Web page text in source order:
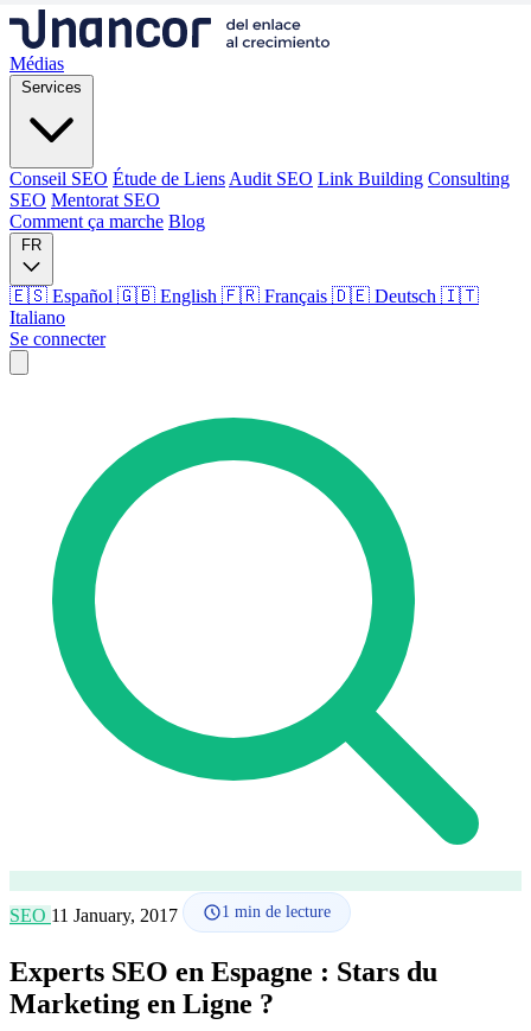
Médias
Services
Conseil SEO Étude de Liens Audit SEO Link Building Consulting
SEO Mentorat SEO
Comment ça marche Blog
FR
🇪🇸 Español 🇬🇧 English 🇫🇷 Français 🇩🇪 Deutsch 🇮🇹
Italiano
Se connecter
Conseil SEO Étude de Liens Link Building
Mentorat SEO
Comment ça marche
Langue
🇪🇸 ES
🇬🇧 EN
Se connecter
SEO 11 January, 2017 1 min de lecture
Experts SEO en Espagne : Stars du
Marketing en Ligne ?